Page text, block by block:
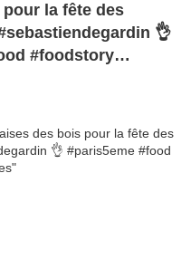
la fête des
👌
#foodstory